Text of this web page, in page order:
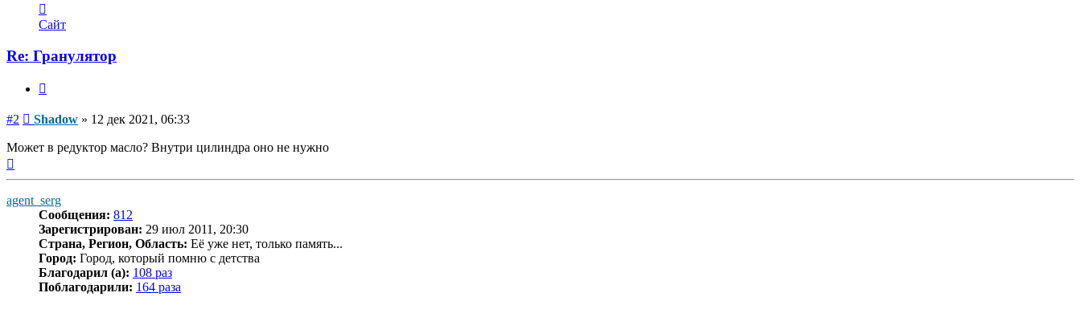
информация
пользователя
Сайт
Re: Гранулятор
#2 Сообщение
Shadow » 12 дек 2021, 06:33
Может в редуктор масло? Внутри цилиндра оно не нужно
agent_serg
Сообщения: 812
Зарегистрирован: 29 июл 2011, 20:30
Страна, Регион, Область: Её уже нет, только память...
Город: Город, который помню с детства
Благодарил (а): 108 раз
Поблагодарили: 164 раза